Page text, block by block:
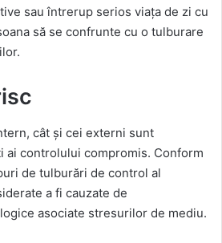
sau întrerup serios viața de zi cu
să se confrunte cu o tulburare
cât și cei externi sunt
ai controlului compromis. Conform
de tulburări de control al
a fi cauzate de
asociate stresurilor de mediu.